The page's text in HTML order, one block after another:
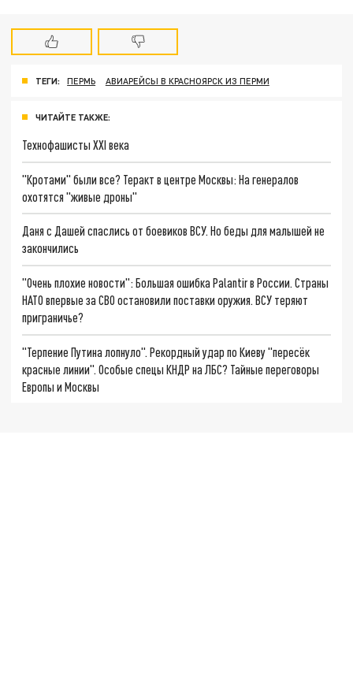
ТЕГИ: ПЕРМЬ АВИАРЕЙСЫ В КРАСНОЯРСК ИЗ ПЕРМИ
ЧИТАЙТЕ ТАКЖЕ:
Технофашисты XXI века
"Кротами" были все? Теракт в центре Москвы: На генералов
охотятся "живые дроны"
Даня с Дашей спаслись от боевиков ВСУ. Но беды для малышей не
закончились
"Очень плохие новости": Большая ошибка Palantir в России. Страны
НАТО впервые за СВО остановили поставки оружия. ВСУ теряют
приграничье?
"Терпение Путина лопнуло". Рекордный удар по Киеву "пересёк
красные линии". Особые спецы КНДР на ЛБС? Тайные переговоры
Европы и Москвы